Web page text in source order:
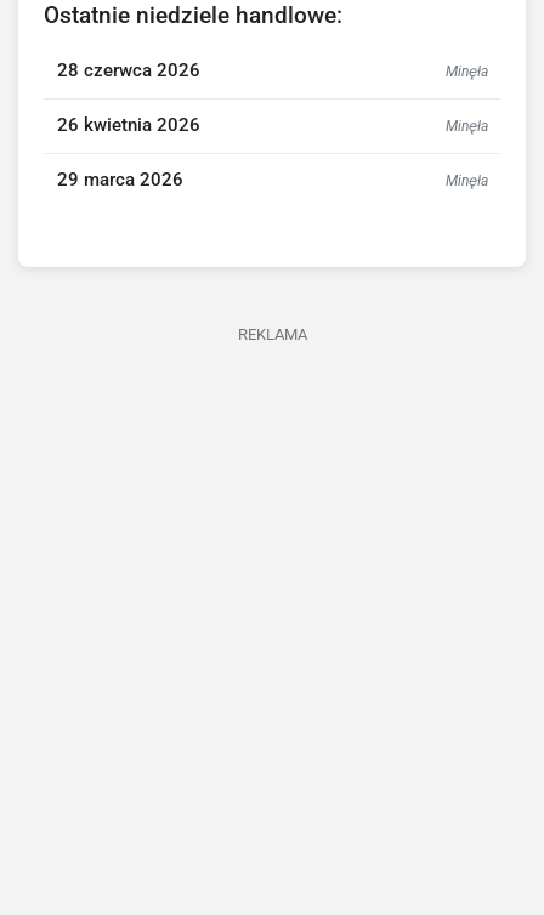
Ostatnie niedziele handlowe:
28 czerwca 2026 Minęła
26 kwietnia 2026 Minęła
29 marca 2026 Minęła
REKLAMA